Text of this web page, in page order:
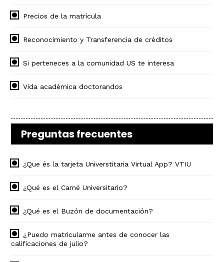
Precios de la matrícula
Reconocimiento y Transferencia de créditos
Si perteneces a la comunidad US te interesa
Vida académica doctorandos
Preguntas frecuentes
¿Que és la tarjeta Universtitaria Virtual App? VTIU
¿Qué es el Carné Universitario?
¿Qué es el Buzón de documentación?
¿Puedo matricularme antes de conocer las
calificaciones de julio?